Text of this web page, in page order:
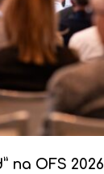
na OFS 2026